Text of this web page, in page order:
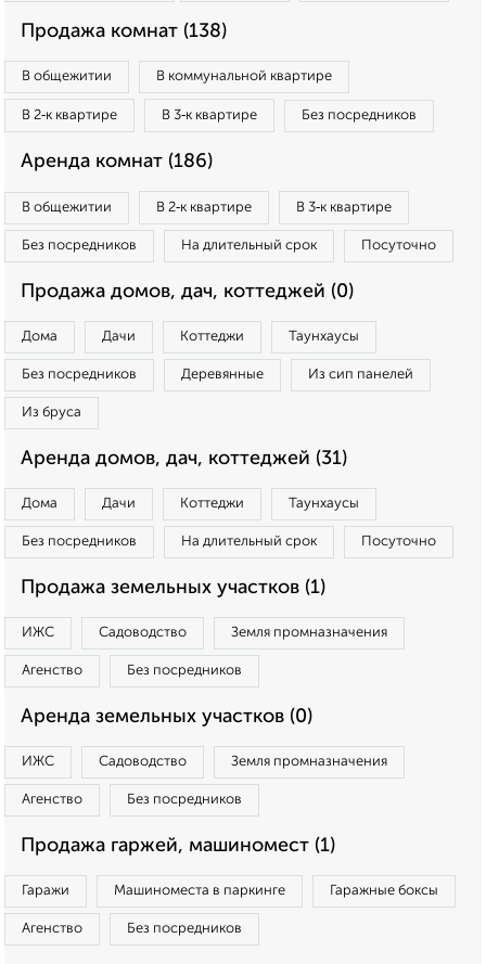
Продажа комнат (138)
В общежитии В коммунальной квартире
В 2‑к квартире В 3‑к квартире Без посредников
Аренда комнат (186)
В общежитии В 2‑к квартире В 3‑к квартире
Без посредников На длительный срок Посуточно
Продажа домов, дач, коттеджей (0)
Дома Дачи Коттеджи Таунхаусы
Без посредников Деревянные Из сип панелей
Из бруса
Аренда домов, дач, коттеджей (31)
Дома Дачи Коттеджи Таунхаусы
Без посредников На длительный срок Посуточно
Продажа земельных участков (1)
ИЖС Садоводство Земля промназначения
Агенство Без посредников
Аренда земельных участков (0)
ИЖС Садоводство Земля промназначения
Агенство Без посредников
Продажа гаржей, машиномест (1)
Гаражи Машиноместа в паркинге Гаражные боксы
Агенство Без посредников